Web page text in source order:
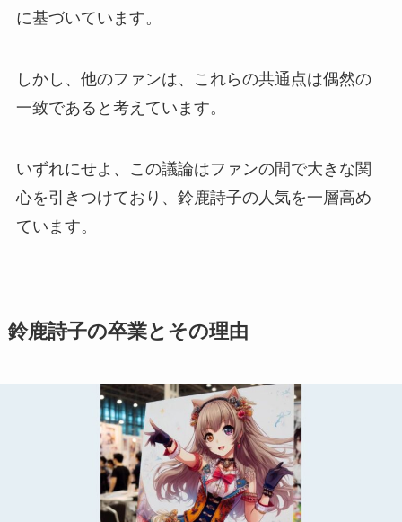
に基づいています。
しかし、他のファンは、これらの共通点は偶然の
一致であると考えています。
いずれにせよ、この議論はファンの間で大きな関
心を引きつけており、鈴鹿詩子の人気を一層高め
ています。
鈴鹿詩子の卒業とその理由